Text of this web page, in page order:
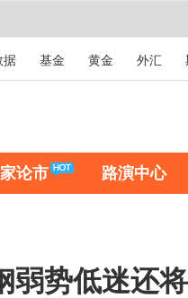
据 基金 黄金 外汇
论市 路演中心
弱势低迷还